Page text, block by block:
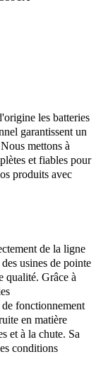
les batteries
garantissent un
mettons à
et fiables pour
produits avec
de la ligne
usines de pointe
qualité. Grâce à
fonctionnement
en matière
et à la chute. Sa
conditions